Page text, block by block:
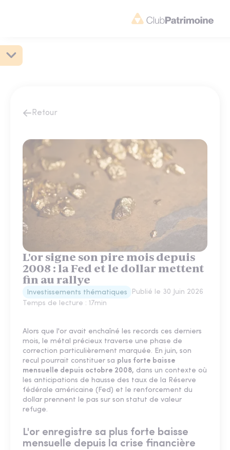
Retour
L'or signe son pire mois depuis
2008 : la Fed et le dollar mettent
fin au rallye
Investissements thématiques Publié le 30 Juin 2026
Temps de lecture : 17min
Alors que l'or avait enchaîné les records ces derniers
mois, le métal précieux traverse une phase de
correction particulièrement marquée. En juin, son
recul pourrait constituer sa plus forte baisse
mensuelle depuis octobre 2008, dans un contexte où
les anticipations de hausse des taux de la Réserve
fédérale américaine (Fed) et le renforcement du
dollar prennent le pas sur son statut de valeur
refuge.
L'or enregistre sa plus forte baisse
mensuelle depuis la crise financière